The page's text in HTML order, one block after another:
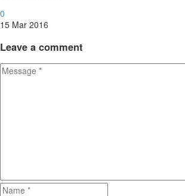
0
15 Mar 2016
Leave a comment